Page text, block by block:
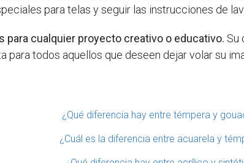
para telas y seguir las instrucciones de
para cualquier proyecto creativo o educativo. Su
para todos aquellos que deseen dejar volar su
¿Qué diferencia hay entre témpera y
¿Cuál es la diferencia entre acuarela y